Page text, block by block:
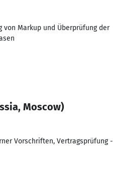
Markup und Überprüfung der
Moscow)
Vorschriften, Vertragsprüfung -